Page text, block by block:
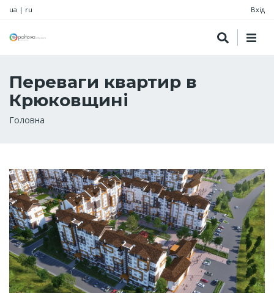
ua | ru Вхід
Переваги квартир в
Крюковщині
Рядок
Головна